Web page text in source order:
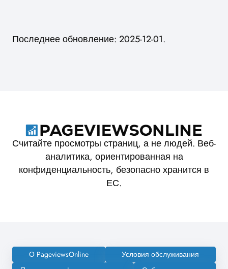
Последнее обновление: 2025-12-01.
Считайте просмотры страниц, а не людей. Веб-
аналитика, ориентированная на
конфиденциальность, безопасно хранится в
ЕС.
О PageviewsOnline
Условия обслуживания